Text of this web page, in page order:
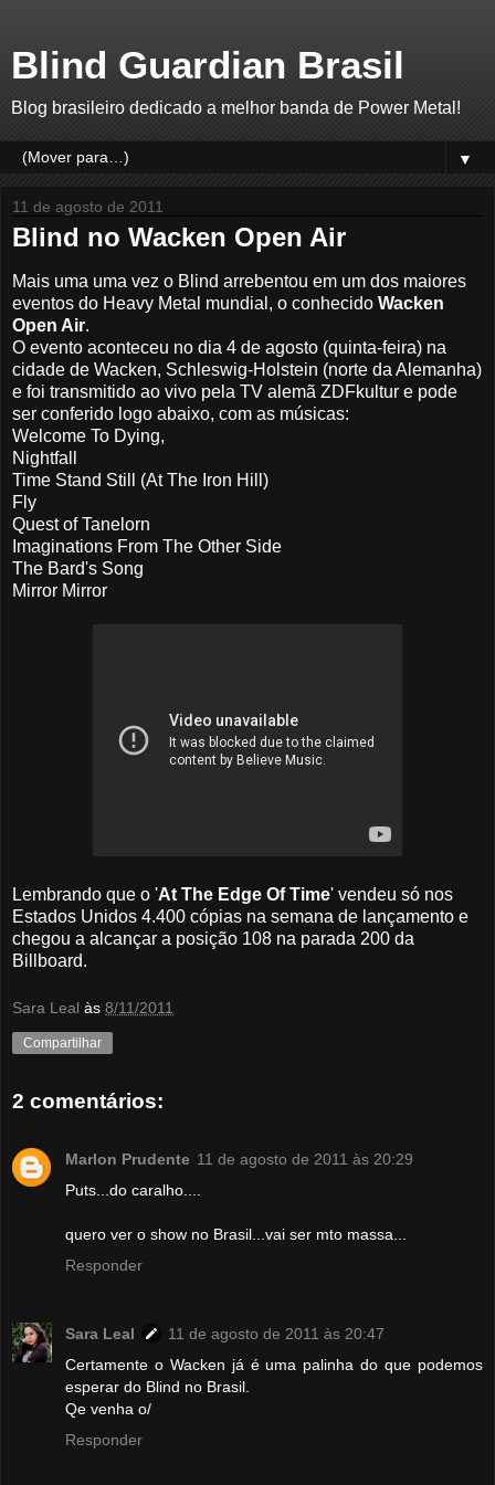
Blind Guardian Brasil
Blog brasileiro dedicado a melhor banda de Power Metal!
▼
11 de agosto de 2011
Blind no Wacken Open Air
Mais uma uma vez o Blind arrebentou em um dos maiores
eventos do Heavy Metal mundial, o conhecido Wacken
Open Air.
O evento aconteceu no dia 4 de agosto (quinta-feira) na
cidade de Wacken, Schleswig-Holstein (norte da Alemanha)
e foi transmitido ao vivo pela TV alemã ZDFkultur e pode
ser conferido logo abaixo, com as músicas:
Welcome To Dying,
Nightfall
Time Stand Still (At The Iron Hill)
Fly
Quest of Tanelorn
Imaginations From The Other Side
The Bard's Song
Mirror Mirror
Lembrando que o 'At The Edge Of Time' vendeu só nos
Estados Unidos 4.400 cópias na semana de lançamento e
chegou a alcançar a posição 108 na parada 200 da
Billboard.
Sara Leal às 8/11/2011
Compartilhar
2 comentários:
Marlon Prudente 11 de agosto de 2011 às 20:29
Puts...do caralho....
quero ver o show no Brasil...vai ser mto massa...
Responder
Sara Leal
11 de agosto de 2011 às 20:47
Certamente o Wacken já é uma palinha do que podemos
esperar do Blind no Brasil.
Qe venha o/
Responder